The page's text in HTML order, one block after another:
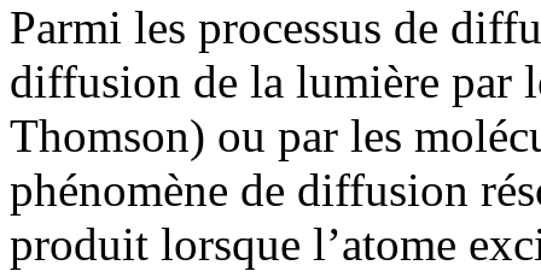
Parmi les processus de
diffusion de la lumière par
Thomson) ou par les
phénomène de diffusion
produit lorsque l’atome